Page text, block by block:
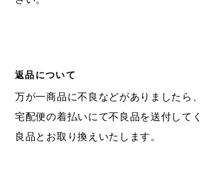
返品について
万が一商品に不良などがありましたら
宅配便の着払いにて不良品を送付して
良品とお取り換えいたします。